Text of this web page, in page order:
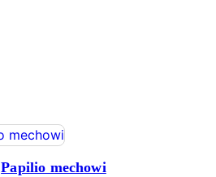
Papilio mechowi